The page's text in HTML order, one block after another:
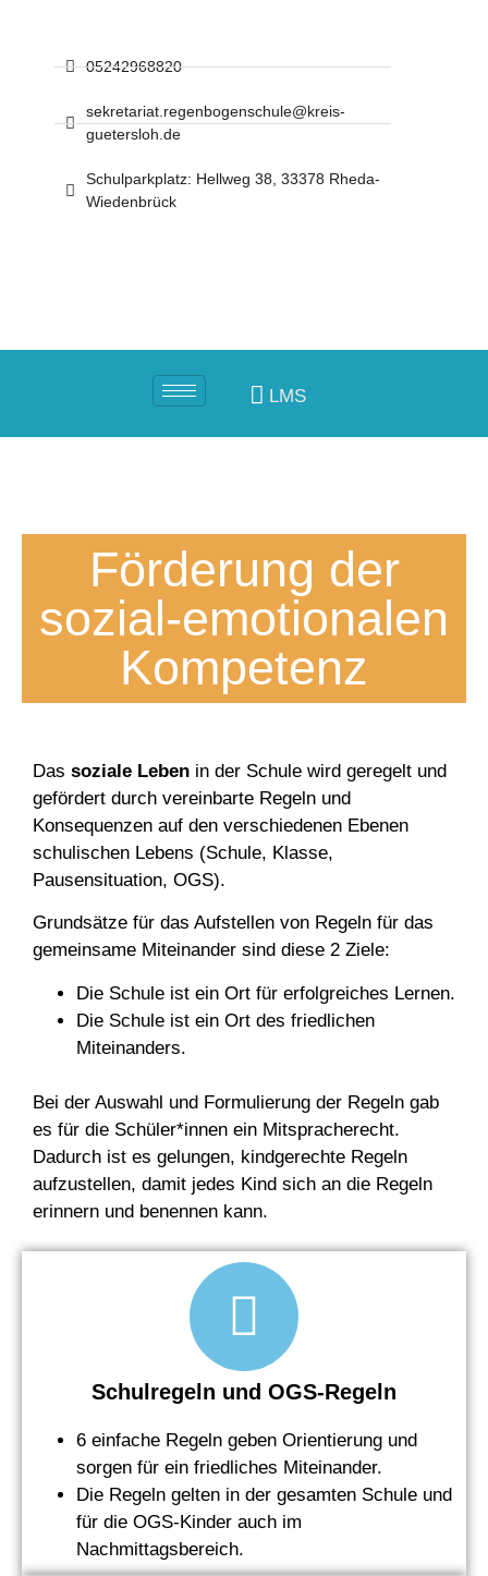
05242968820
sekretariat.regenbogenschule@kreis-
guetersloh.de
Schulparkplatz: Hellweg 38, 33378 Rheda-
Wiedenbrück
LMS
Förderung der
sozial-emotionalen
Kompetenz
Das soziale Leben in der Schule wird geregelt und
gefördert durch vereinbarte Regeln und
Konsequenzen auf den verschiedenen Ebenen
schulischen Lebens (Schule, Klasse,
Pausensituation, OGS).
Grundsätze für das Aufstellen von Regeln für das
gemeinsame Miteinander sind diese 2 Ziele:
Die Schule ist ein Ort für erfolgreiches Lernen.
Die Schule ist ein Ort des friedlichen
Miteinanders.
Bei der Auswahl und Formulierung der Regeln gab
es für die Schüler*innen ein Mitspracherecht.
Dadurch ist es gelungen, kindgerechte Regeln
aufzustellen, damit jedes Kind sich an die Regeln
erinnern und benennen kann.
Schulregeln und OGS-Regeln
6 einfache Regeln geben Orientierung und
sorgen für ein friedliches Miteinander.
Die Regeln gelten in der gesamten Schule und
für die OGS-Kinder auch im
Nachmittagsbereich.